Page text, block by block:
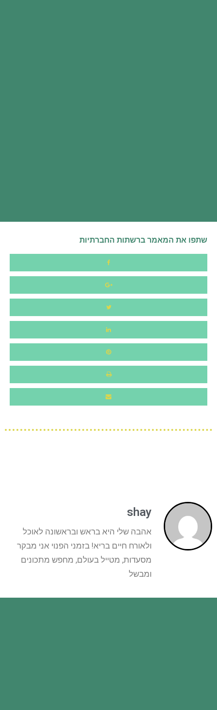
שתפו את המאמר ברשתות החברתיות
shay
אהבה שלי היא בראש ובראשונה לאוכל
ולאורח חיים בריא! בזמני הפנוי אני מבקר
מסעדות, מטייל בעולם, מחפש מתכונים
ומבשל